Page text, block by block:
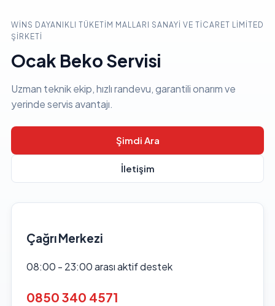
WINS DAYANIKLI TÜKETIM MALLARI SANAYI VE TICARET LIMITED
ŞIRKETI
Ocak Beko Servisi
Uzman teknik ekip, hızlı randevu, garantili onarım ve
yerinde servis avantajı.
Şimdi Ara
İletişim
Çağrı Merkezi
08:00 - 23:00 arası aktif destek
0850 340 4571